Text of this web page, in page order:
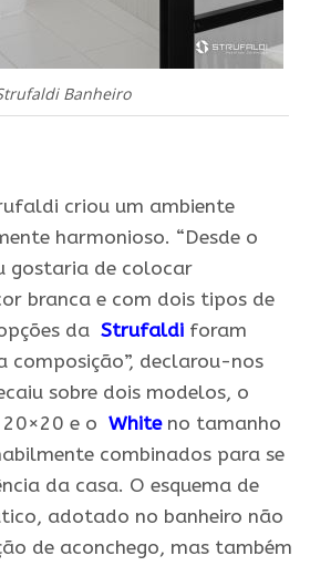
Banheiro
criou um ambiente
harmonioso. “Desde o
gostaria de colocar
branca e com dois tipos de
da Strufaldi foram
composição”, declarou-nos
sobre dois modelos, o
e o Whiteno tamanho
combinados para se
da casa. O esquema de
adotado no banheiro não
de aconchego, mas também